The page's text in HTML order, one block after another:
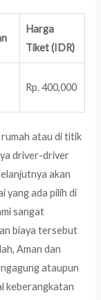
Harga
Tiket (IDR)
Rp. 400,000
atau di titik
driver-driver
akan
yang ada pilih di
sangat
biaya tersebut
Aman dan
ataupun
keberangkatan